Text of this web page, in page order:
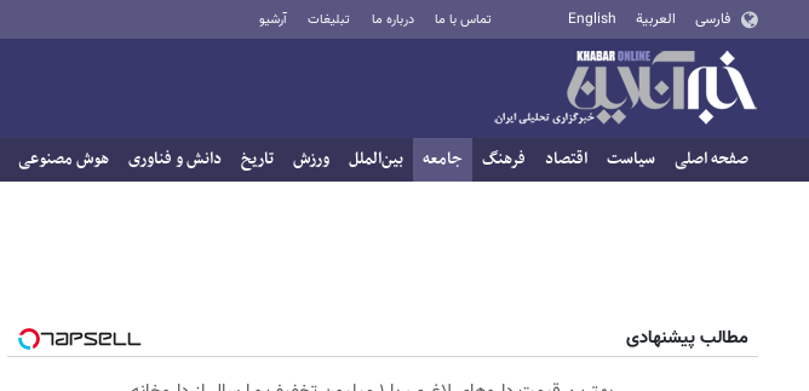
فارسی العربية English تماس با ما درباره ما تبلیغات آرشیو
صفحه اصلی سیاست اقتصاد فرهنگ جامعه بین‌الملل ورزش تاریخ دانش و فناوری هوش مصنوعی
مطالب پیشنهادی